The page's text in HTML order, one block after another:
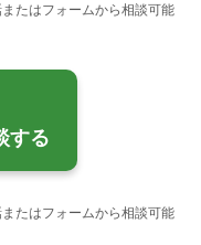
たはフォームから相談可能
する
たはフォームから相談可能